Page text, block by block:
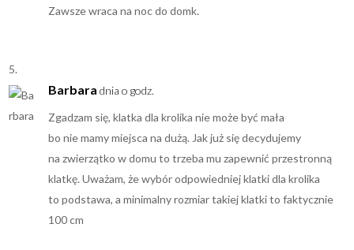
Zawsze wraca na noc do domk.
Barbara dnia o godz.
Zgadzam się, klatka dla krolika nie może być mała
bo nie mamy miejsca na dużą. Jak już się decydujemy
na zwierzątko w domu to trzeba mu zapewnić przestronną
klatkę. Uważam, że wybór odpowiedniej klatki dla krolika
to podstawa, a minimalny rozmiar takiej klatki to faktycznie
100 cm